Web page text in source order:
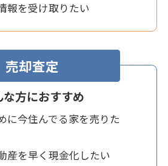
報を受け取りたい
売却査定
な方におすすめ
産を早く現金化したい